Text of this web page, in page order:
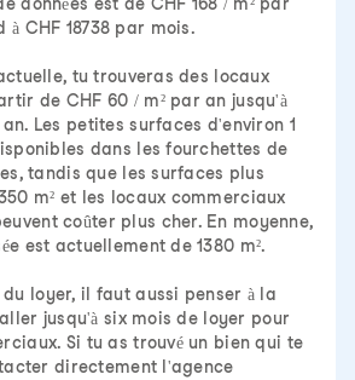
à CHF 18738 par mois.
tu trouveras des locaux
de CHF 60 / m² par an jusqu'à
Les petites surfaces d'environ 1
dans les fourchettes de
tandis que les surfaces plus
m² et les locaux commerciaux
coûter plus cher. En moyenne,
est actuellement de 1380 m².
du loyer, il faut aussi penser à la
jusqu'à six mois de loyer pour
Si tu as trouvé un bien qui te
directement l'agence